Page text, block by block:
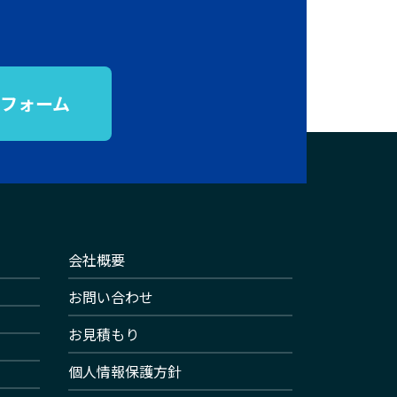
ォーム
会社概要
お問い合わせ
お見積もり
個人情報保護方針